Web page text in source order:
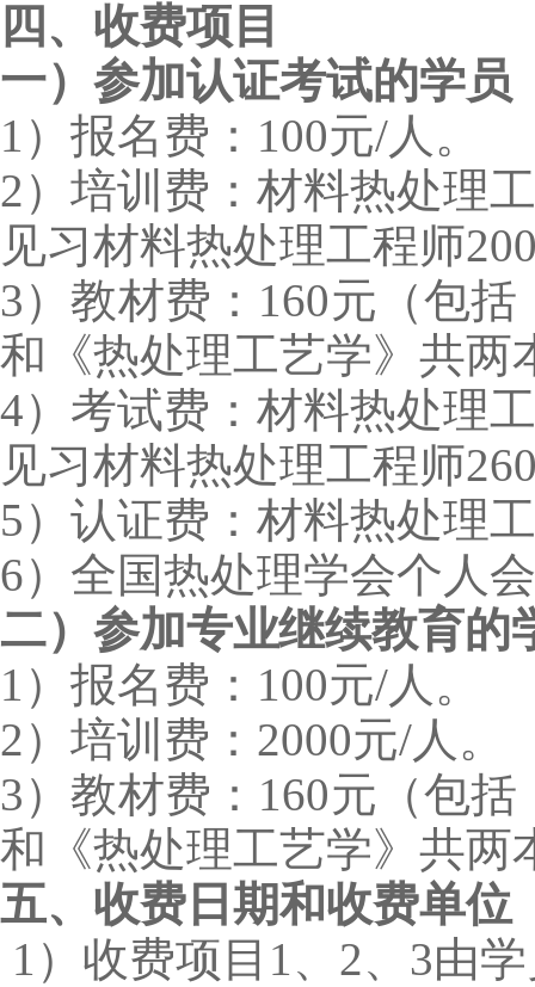
四、收费项目
一）参加认证考试的学员
1）报名费：100元/人。
2）培训费：材料热处理
见习材料热处理工程师
3）教材费：160元（包
和《热处理工艺学》共两
4）考试费：材料热处理
见习材料热处理工程师
5）认证费：材料热处理
6）全国热处理学会个人
二） 参加专业继续教育的
1）报名费：100元/人。
2）培训费：2000元/人。
3）教材费：160元（包
和《热处理工艺学》共两
五、收费日期和收费单位
1）收费项目1、2、3由